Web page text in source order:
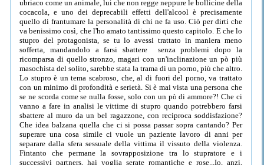
ubriaco come un animale, lui che non regge neppure le bollicine della
cocacola, e uno dei deprecabili effetti dell'alcool è precisamente
quello di frantumare la personalità di chi ne fa uso. Ciò per dirti che
va benissimo così, che l'ho amato tantissimo questo capitolo. E che lo
stupro del protagonista, se tu lo avessi trattato in maniera meno
sofferta, mandandolo a farsi sbattere senza problemi dopo la
ricomparsa di quello stronzo, magari con un'inclinazione un pò più
masochista del solito, sarebbe stata la trama di un porno, più che altro.
Lo stupro è un tema scabroso, che, al di fuori del porno, va trattato
con un minimo di profondità e serietà. Si è mai vista una persona che
se ne scorda come se nulla fosse, solo con un pò di ammore?! Che ci
vanno a fare in analisi le vittime di stupro quando potrebbero farsi
sbattere al muro da un bel ragazzone, con reciproca soddisfazione?
Che idea balzana quella che ci si possa passar sopra cantando? Per
superare una cosa simile ci vuole un paziente lavoro di anni per
separare dalla sfera sessuale della vittima il vissuto della violenza.
Fintanto che permane la sovrapposizione tra lo stupratore e i
successivi partners, hai voglia serate romantiche e rose...Io, anzi,